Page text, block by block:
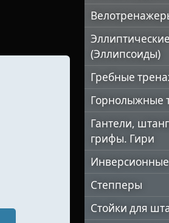
(Эллипсоиды)
Гребные
Горнолыжные
Гантели,
грифы. Гири
Степперы
Стойки для